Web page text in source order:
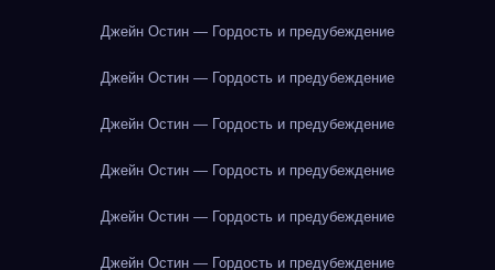
Джейн Остин — Гордость и предубеждение
Джейн Остин — Гордость и предубеждение
Джейн Остин — Гордость и предубеждение
Джейн Остин — Гордость и предубеждение
Джейн Остин — Гордость и предубеждение
Джейн Остин — Гордость и предубеждение